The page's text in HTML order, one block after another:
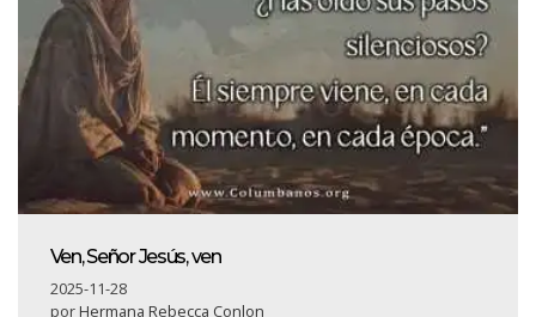
Ven, Señor Jesús, ven
2025-11-28
porHermana Rebecca Conlon